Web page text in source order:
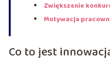
Zwiększenie
Motywacja
Co to jest